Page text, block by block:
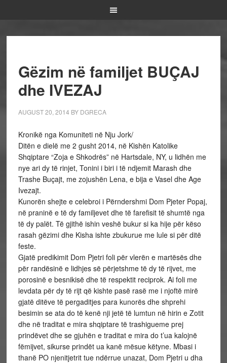
Gëzim në familjet BUÇAJ
dhe IVEZAJ
AUGUST 20, 2014 BY DGRECA
Kronikë nga Komuniteti në Nju Jork/
Ditën e dielë me 2 gusht 2014, në Kishën Katolike
Shqiptare “Zoja e Shkodrës” në Hartsdale, NY, u lidhën me
nye ari dy të rinjet, Tonini i biri i të ndjemit Marash dhe
Trashe Buçajt, me zojushën Lena, e bija e Vasel dhe Age
Ivezajt.
Kunorën shejte e celebroi i Përndershmi Dom Pjeter Popaj,
në praninë e të dy familjevet dhe të farefisit të shumtë nga
të dy palët. Të gjithë ishin veshë bukur si ka hije për këso
rasah gëzimi dhe Kisha ishte zbukurue me lule si për ditë
feste.
Gjatë predikimit Dom Pjetri foli për vlerën e martësës dhe
për randësinë e lidhjes së përjetshme të dy të rijvet, me
porosinë e besnikisë dhe të respektit reciprok. Ai foli me
levdata për dy të rijt që kishte pasë rasë me i njoftë mirë
gjatë ditëve të pergaditjes para kunorës dhe shprehi
besimin se ata do të kenë nji jetë të lumtun në hirin e Zotit
dhe në traditat e mira shqiptare të trashigueme prej
prindëvet dhe se gjuhën e traditat e mira do t’ua kalojnë
fëmijvet, sikurse prindët ua kanë mësue këtyne. Mbasi i
thanë PO njenitjetrit tue ndërrue unazat, Dom Pjetri u dha